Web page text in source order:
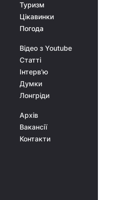
Туризм
Цікавинки
Погода
Відео з Youtube
Статті
Інтерв'ю
Думки
Лонгріди
Архів
Вакансії
Контакти